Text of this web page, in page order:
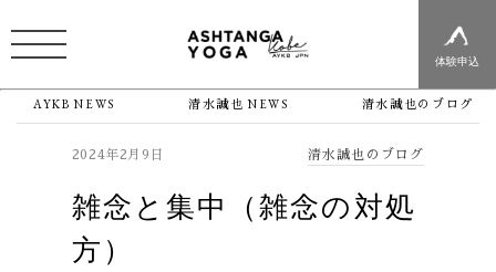
体験申込
AYKB NEWS 清水誠也 NEWS 清水誠也のブログ
2024年2月9日 清水誠也のブログ
雑念と集中（雑念の対処
方）